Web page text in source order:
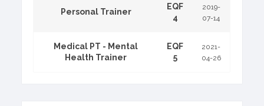
Personal Trainer
EQF
4
2019-
07-14
Medical PT - Mental
Health Trainer
EQF
5
2021-
04-26